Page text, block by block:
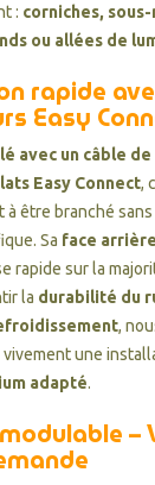
: corniches,
ou allées de
rapide
Easy
avec un câble de
Easy Connect,
à être branché
Sa face
rapide sur la
la durabilité du
,
une
adapté.
–